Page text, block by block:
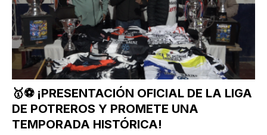
🥇⚽ ¡PRESENTACIÓN OFICIAL DE LA LIGA
DE POTREROS Y PROMETE UNA
TEMPORADA HISTÓRICA!